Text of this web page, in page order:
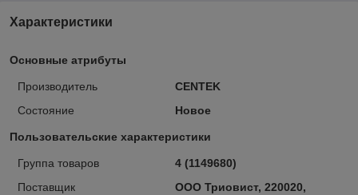
Характеристики
Основные атрибуты
Производитель
CENTEK
Состояние
Новое
Пользовательские характеристики
Группа товаров
4 (1149680)
Поставщик
ООО Триовист, 220020,